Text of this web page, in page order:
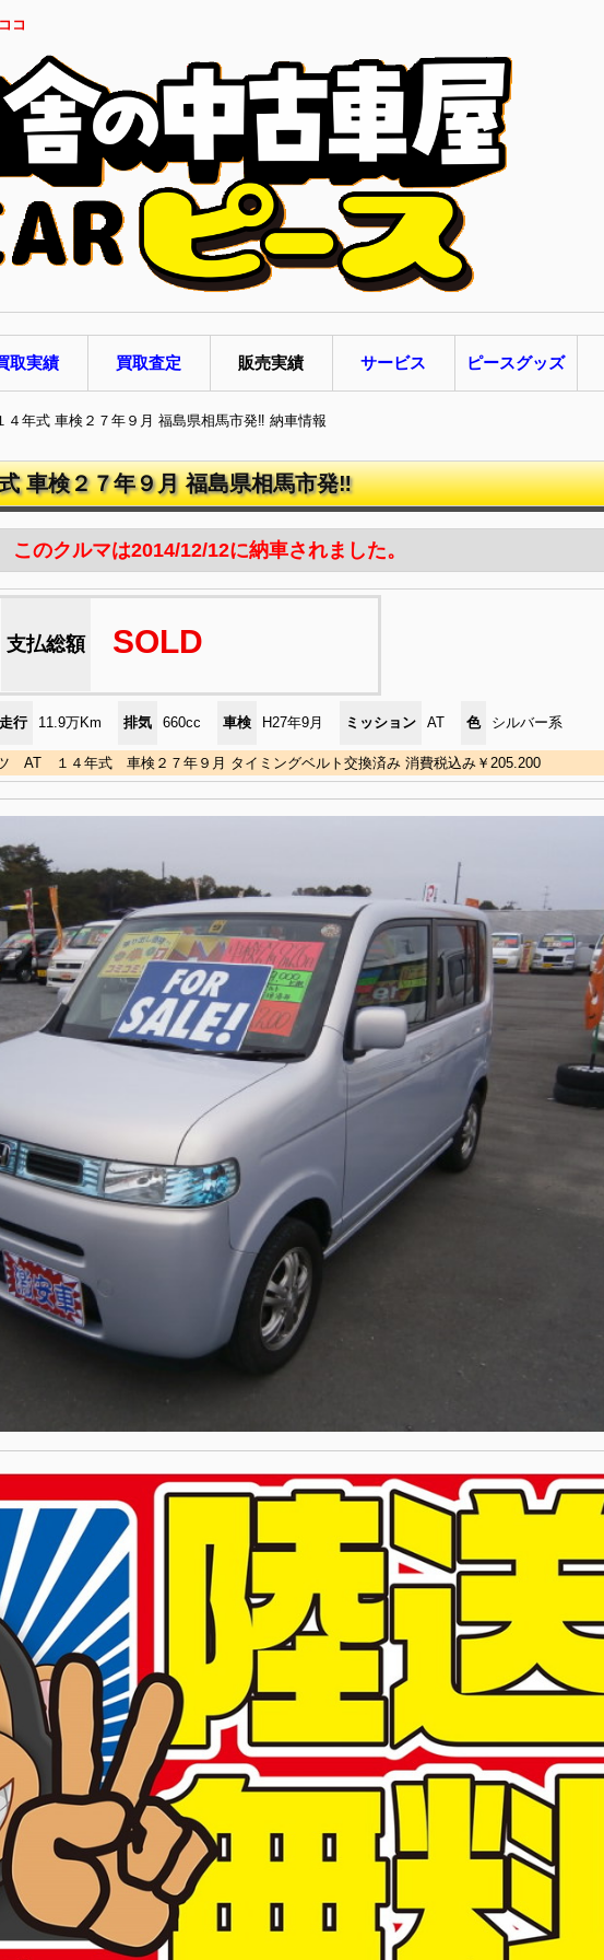
コ
取実績 買取査定 販売実績 サービス ピースグッズ
４年式 車検２７年９月 福島県相馬市発‼ 納車情報
車検２７年９月 福島県相馬市発‼
このクルマは2014/12/12に納車されました。
支払総額 SOLD
走行 11.9万Km 排気 660cc 車検 H27年9月 ミッション AT 色 シルバー系
AT １４年式 車検２７年９月 タイミングベルト交換済み 消費税込み￥205.200